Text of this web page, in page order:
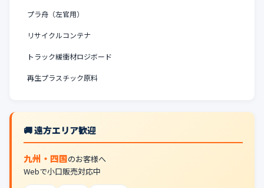
プラ舟（左官用）
リサイクルコンテナ
トラック緩衝材ロジボード
再生プラスチック原料
🚚 遠方エリア歓迎
九州・四国のお客様へ
Webで小口販売対応中